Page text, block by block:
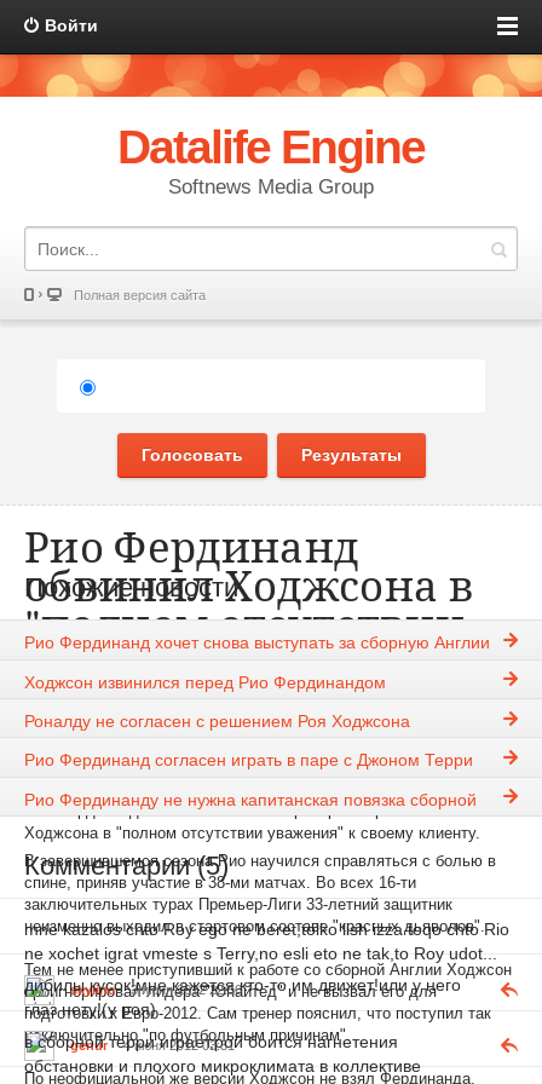
Войти
Datalife Engine
Softnews Media Group
Полная версия сайта
Голосовать Результаты
Рио Фердинанд
обвинил Ходжсона в
"полном отсутствии
уважения"
Рио Фердинанда обвинил главного тренера сборной Англии Роя
Ходжсона в "полном отсутствии уважения" к своему клиенту.
В завершившемся сезона Рио научился справляться с болью в
спине, приняв участие в 38-ми матчах. Во всех 16-ти
заключительных турах Премьер-Лиги 33-летний защитник
неизменно выходил в стартовом составе "красных дьяволов".
Тем не менее приступивший к работе со сборной Англии Ходжсон
проигнорировал лидера "Юнайтед" и не вызвал его для
подготовки к Евро-2012. Сам тренер пояснил, что поступил так
исключительно "по футбольным причинам".
По неофициальной же версии Ходжсон не взял Фердинанда,
Похожие новости
Рио Фердинанд хочет снова выступать за сборную Англии
Ходжсон извинился перед Рио Фердинандом
Роналду не согласен с решением Роя Ходжсона
Рио Фердинанд согласен играть в паре с Джоном Терри
Рио Фердинанду не нужна капитанская повязка сборной
Комментарии (5)
mne kazalos chto Roy ego ne beret,tolko lish izza toqo chto Rio
ne xochet igrat vmeste s Terry,no esli eto ne tak,to Roy udot...
skyline 3 июня 2012 22:50
дибилы кусок!мне кажется кто-то им движет!или у него
глаз нету!(у роя)
genur 4 июня 2012 03:31
в сборной терри играет,рой боится нагнетения
обстановки и плохого микроклимата в коллективе